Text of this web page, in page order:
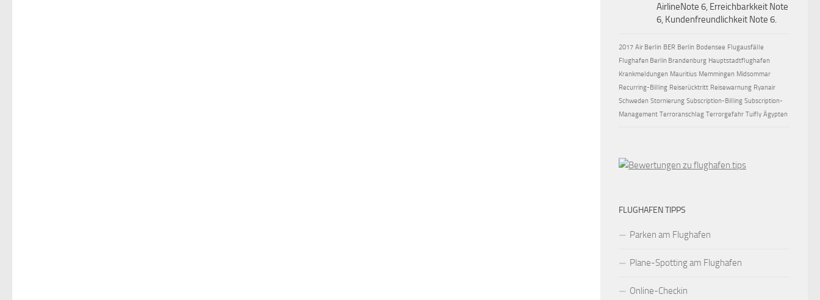
AirlineNote 6, Erreichbarkkeit Note
6, Kundenfreundlichkeit Note 6.
2017 Air Berlin BER Berlin Bodensee Flugausfälle
Flughafen Berlin Brandenburg Hauptstadtflughafen
Krankmeldungen Mauritius Memmingen Midsommar
Recurring-Billing Reiserücktritt Reisewarnung Ryanair
Schweden Stornierung Subscription-Billing Subscription-
Management Terroranschlag Terrorgefahr Tuifly Ägypten
FLUGHAFEN TIPPS
Parken am Flughafen
Plane-Spotting am Flughafen
Online-Checkin